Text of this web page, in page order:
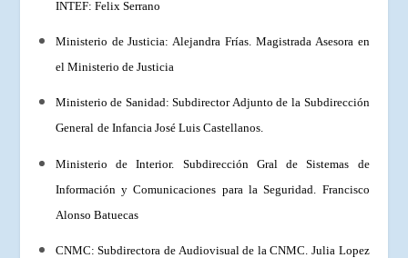
INTEF: Felix Serrano
Ministerio de Justicia: Alejandra Frías. Magistrada Asesora en
el Ministerio de Justicia
Ministerio de Sanidad: Subdirector Adjunto de la Subdirección
General de Infancia José Luis Castellanos.
Ministerio de Interior. Subdirección Gral de Sistemas de
Información y Comunicaciones para la Seguridad. Francisco
Alonso Batuecas
CNMC: Subdirectora de Audiovisual de la CNMC. Julia Lopez